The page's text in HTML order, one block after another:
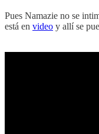
Pues Namazie no se
está en video y allí se